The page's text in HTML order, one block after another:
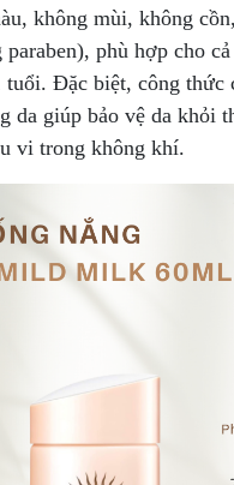
không mùi, không
phù hợp cho
tuổi. Đặc biệt, công thức
da giúp bảo vệ da khỏi
vi trong không khí.